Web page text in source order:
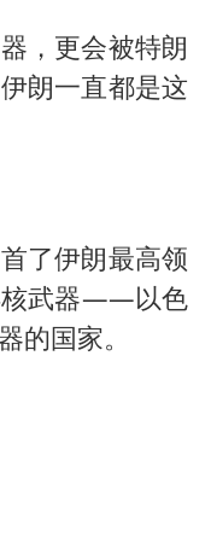
，更会被特朗
朗一直都是这
了伊朗最高领
核武器——以色
的国家。